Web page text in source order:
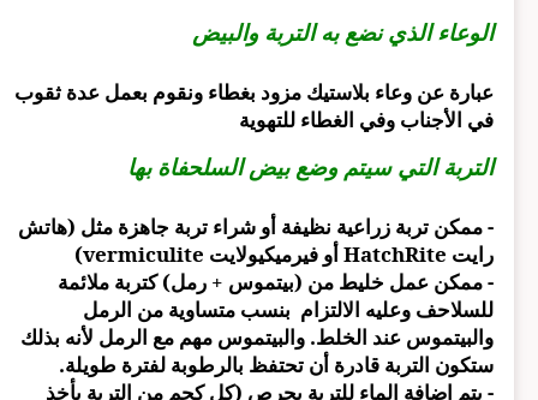
الوعاء الذي نضع به التربة والبيض
عبارة عن وعاء بلاستيك مزود بغطاء ونقوم بعمل عدة ثقوب
في الأجناب وفي الغطاء للتهوية
التربة التي سيتم وضع بيض السلحفاة بها
- ممكن تربة زراعية نظيفة أو شراء تربة جاهزة مثل (هاتش
رايت HatchRite أو فيرميكيولايت vermiculite)
- ممكن عمل خليط من (بيتموس + رمل) كتربة ملائمة
للسلاحف وعليه الالتزام بنسب متساوية من الرمل
والبيتموس عند الخلط. والبيتموس مهم مع الرمل لأنه بذلك
ستكون التربة قادرة أن تحتفظ بالرطوبة لفترة طويلة.
- يتم اضافة الماء للتربة بحرص (كل كجم من التربة يأخذ